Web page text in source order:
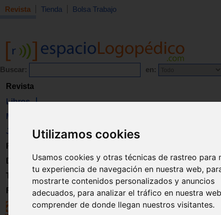
Utilizamos cookies
Usamos cookies y otras técnicas de rastreo para
tu experiencia de navegación en nuestra web,
mostrarte contenidos personalizados y anuncios
adecuados, para analizar el tráfico en nuestra
comprender de donde llegan nuestros visitantes.
Revista Tienda Bolsa Trabajo
Buscar: en:
Revista
Libros
Material
Juguetes
Formación
Directorio
Trabajo
Registro